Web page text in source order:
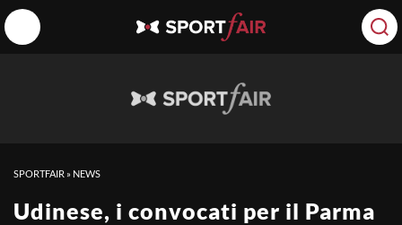
SPORTFAIR » NEWS
Udinese, i convocati per il Parma